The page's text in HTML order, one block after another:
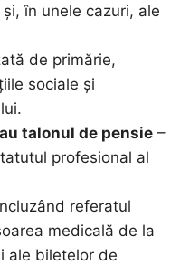
în unele cazuri, ale
de primărie,
sociale și
talonul de pensie–
profesional al
referatul
medicală de la
ale biletelor de